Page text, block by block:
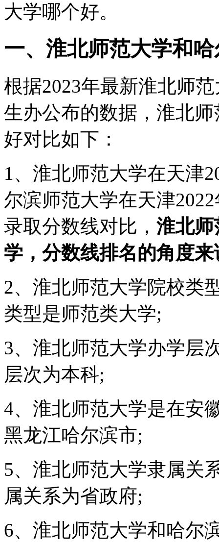
大学哪个好。
一、淮北师范大学和
根据2023年最新淮北师
生办公布的数据，淮北
好对比如下：
1、淮北师范大学在天津
尔滨师范大学在天津
录取分数线对比， 淮北师
学，分数线排名的角度
2、淮北师范大学院校类
类型是师范类大学;
3、淮北师范大学办学层
层次为本科;
4、淮北师范大学是在安
黑龙江哈尔滨市;
5、淮北师范大学隶属关
属关系为省政府;
6、淮北师范大学和哈尔